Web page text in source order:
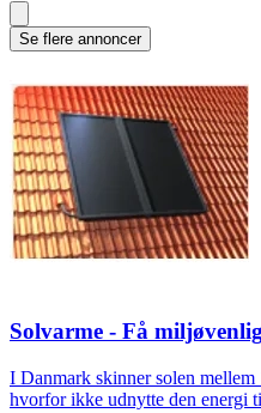
Se flere annoncer
Solvarme - Få
I Danmark skinner solen
hvorfor ikke udnytte den energi